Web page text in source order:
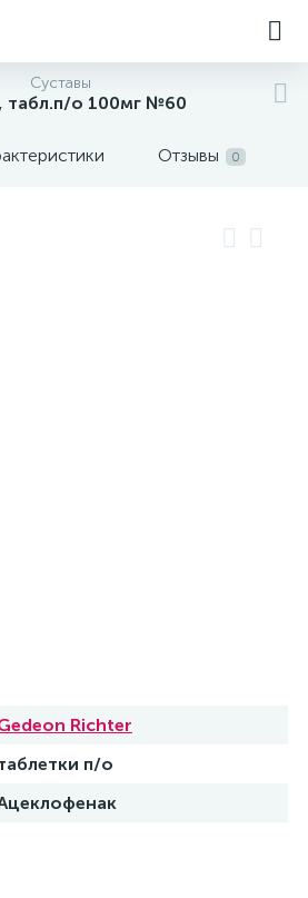
Суставы
табл.п/о 100мг №60
Отзывы 0
Richter
п/о